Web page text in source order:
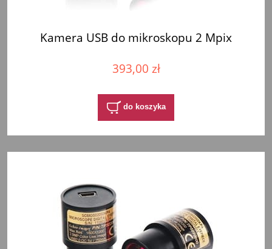
Kamera USB do mikroskopu 2 Mpix
393,00 zł
do koszyka